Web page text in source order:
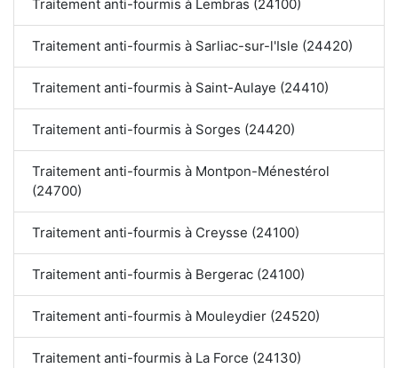
Traitement anti-fourmis à Lembras (24100)
Traitement anti-fourmis à Sarliac-sur-l'Isle (24420)
Traitement anti-fourmis à Saint-Aulaye (24410)
Traitement anti-fourmis à Sorges (24420)
Traitement anti-fourmis à Montpon-Ménestérol
(24700)
Traitement anti-fourmis à Creysse (24100)
Traitement anti-fourmis à Bergerac (24100)
Traitement anti-fourmis à Mouleydier (24520)
Traitement anti-fourmis à La Force (24130)